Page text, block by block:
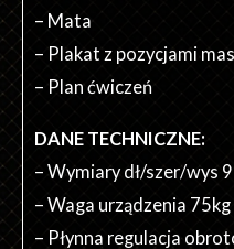
– Mata
– Plakat z pozycjami
– Plan ćwiczeń
DANE TECHNICZNE:
– Wymiary dł/szer/wys
– Waga urządzenia 75kg
– Płynna regulacja